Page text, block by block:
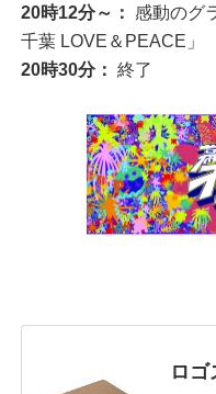
20時12分～： 感動のグ
千葉 LOVE＆PEACE」
20時30分： 終了
ロ